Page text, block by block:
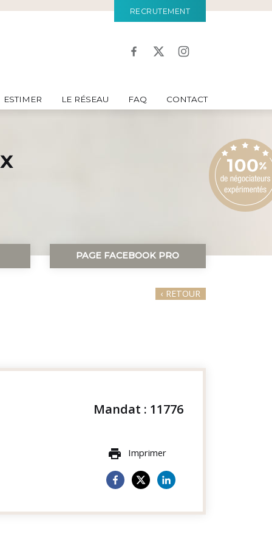
RECRUTEMENT
ESTIMER LE RÉSEAU FAQ CONTACT
PAGE FACEBOOK PRO
‹ RETOUR
Mandat : 11776
print Imprimer